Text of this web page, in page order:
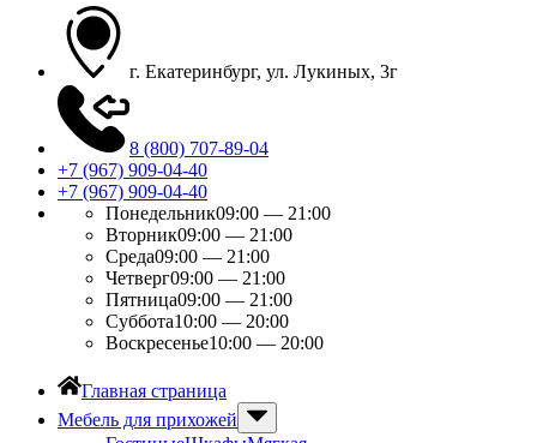
г. Екатеринбург, ул. Лукиных, 3г
8 (800) 707-89-04
+7 (967) 909-04-40
+7 (967) 909-04-40
Понедельник09:00 — 21:00
Вторник09:00 — 21:00
Среда09:00 — 21:00
Четверг09:00 — 21:00
Пятница09:00 — 21:00
Суббота10:00 — 20:00
Воскресенье10:00 — 20:00
Главная страница
Мебель для прихожей